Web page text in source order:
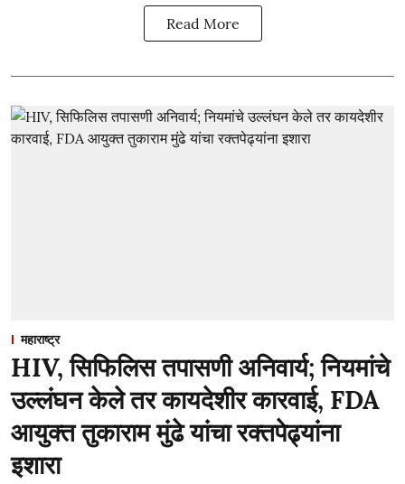
Read More
महाराष्ट्र
HIV, सिफिलिस तपासणी अनिवार्य; नियमांचे
उल्लंघन केले तर कायदेशीर कारवाई, FDA
आयुक्त तुकाराम मुंढे यांचा रक्तपेढ्यांना
इशारा